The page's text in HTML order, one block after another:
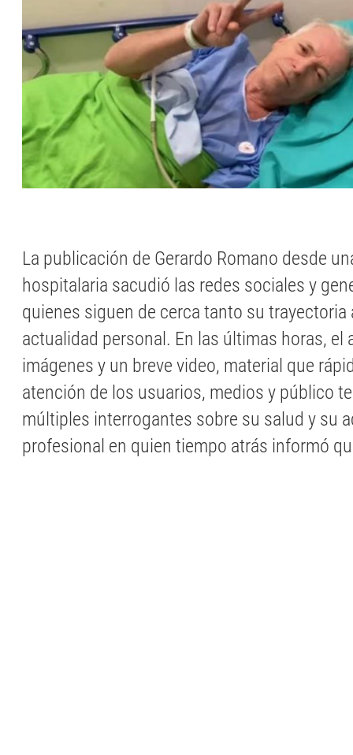
La publicación de Gerardo Romano desde
hospitalaria sacudió las redes sociales y
quienes siguen de cerca tanto su
actualidad personal. En las últimas horas,
imágenes y un breve video, material que
atención de los usuarios, medios y público
múltiples interrogantes sobre su salud y su
profesional en quien tiempo atrás informó